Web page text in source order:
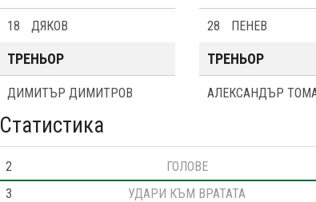
18 ДЯКОВ 28 ПЕНЕВ
ТРЕНЬОР
ДИМИТЪР ДИМИТРОВ
ТРЕНЬОР
АЛЕКСАНДЪР
Статистика
2 ГОЛОВЕ
3
УДАРИ КЪМ ВРАТАТА